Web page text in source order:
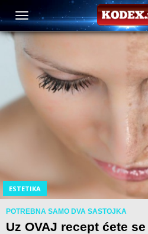
ESTETIKA
POTREBNA SAMO DVA SASTOJKA
Uz OVAJ recept ćete